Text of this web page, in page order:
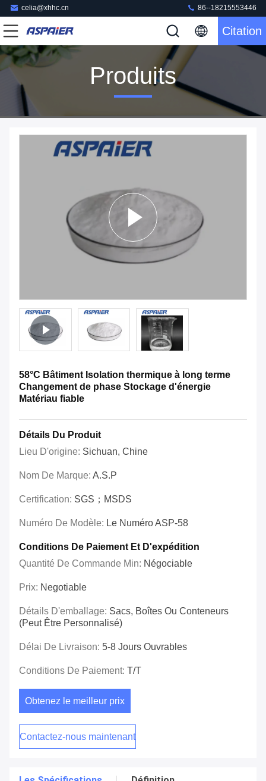
celia@xhhc.cn 86--18215553446
Citation
Produits
58°C Bâtiment Isolation thermique à long terme
Changement de phase Stockage d'énergie
Matériau fiable
Détails Du Produit
Lieu D'origine: Sichuan, Chine
Nom De Marque: A.S.P
Certification: SGS；MSDS
Numéro De Modèle: Le Numéro ASP-58
Conditions De Paiement Et D'expédition
Quantité De Commande Min: Négociable
Prix: Negotiable
Détails D'emballage: Sacs, Boîtes Ou Conteneurs
(peut Être Personnalisé)
Délai De Livraison: 5-8 Jours Ouvrables
Conditions De Paiement: T/T
Obtenez le meilleur prix
Contactez-nous maintenant